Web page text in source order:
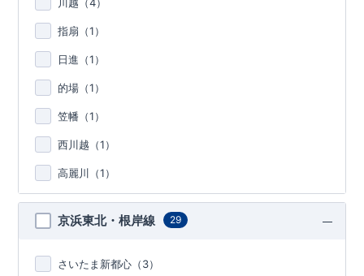
指扇（1）
日進（1）
的場（1）
笠幡（1）
西川越（1）
高麗川（1）
京浜東北・根岸線 29
さいたま新都心（3）